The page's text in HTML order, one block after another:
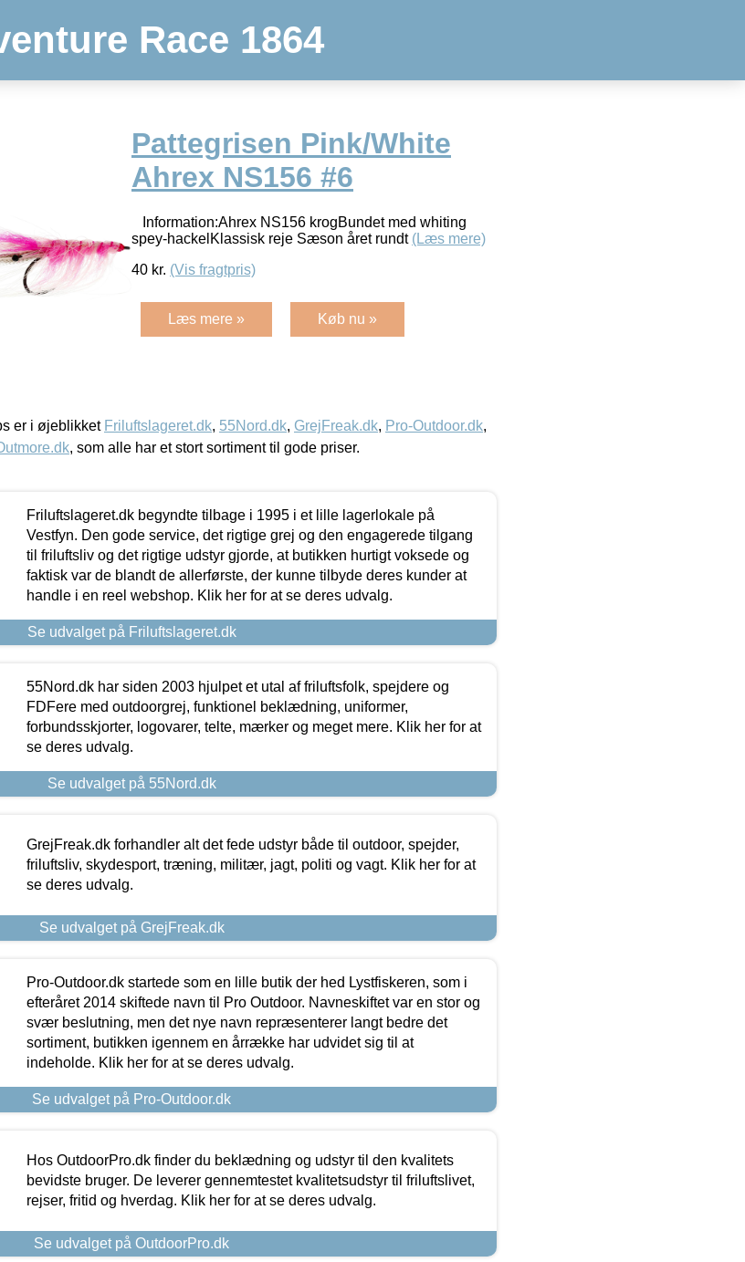
Race 1864
Pattegrisen Pink/White
Ahrex NS156 #6
Information:Ahrex NS156 krogBundet med whiting
spey-hackelKlassisk reje Sæson året rundt (Læs mere)
40 kr. (Vis fragtpris)
Læs mere » Køb nu »
er i øjeblikket Friluftslageret.dk, 55Nord.dk, GrejFreak.dk, Pro-Outdoor.dk,
, som alle har et stort sortiment til gode priser.
Friluftslageret.dk begyndte tilbage i 1995 i et lille lagerlokale på
Vestfyn. Den gode service, det rigtige grej og den engagerede tilgang
til friluftsliv og det rigtige udstyr gjorde, at butikken hurtigt voksede og
faktisk var de blandt de allerførste, der kunne tilbyde deres kunder at
handle i en reel webshop. Klik her for at se deres udvalg.
Se udvalget på Friluftslageret.dk
55Nord.dk har siden 2003 hjulpet et utal af friluftsfolk, spejdere og
FDFere med outdoorgrej, funktionel beklædning, uniformer,
forbundsskjorter, logovarer, telte, mærker og meget mere. Klik her for at
se deres udvalg.
Se udvalget på 55Nord.dk
GrejFreak.dk forhandler alt det fede udstyr både til outdoor, spejder,
friluftsliv, skydesport, træning, militær, jagt, politi og vagt. Klik her for at
se deres udvalg.
Se udvalget på GrejFreak.dk
Pro-Outdoor.dk startede som en lille butik der hed Lystfiskeren, som i
efteråret 2014 skiftede navn til Pro Outdoor. Navneskiftet var en stor og
svær beslutning, men det nye navn repræsenterer langt bedre det
sortiment, butikken igennem en årrække har udvidet sig til at
indeholde. Klik her for at se deres udvalg.
Se udvalget på Pro-Outdoor.dk
Hos OutdoorPro.dk finder du beklædning og udstyr til den kvalitets
bevidste bruger. De leverer gennemtestet kvalitetsudstyr til friluftslivet,
rejser, fritid og hverdag. Klik her for at se deres udvalg.
Se udvalget på OutdoorPro.dk